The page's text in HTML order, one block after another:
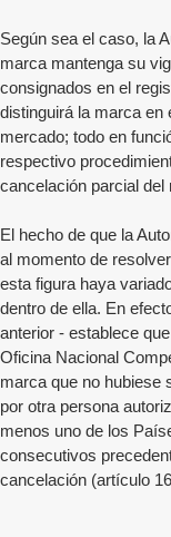
Según sea el caso, la
marca mantenga su
consignados en el
distinguirá la marca en
mercado; todo en
respectivo
cancelación parcial del
El hecho de que la
al momento de
esta figura haya
dentro de ella. En
anterior - establece
Oficina Nacional
marca que no hubiese
por otra persona
menos uno de los
consecutivos
cancelación (artículo